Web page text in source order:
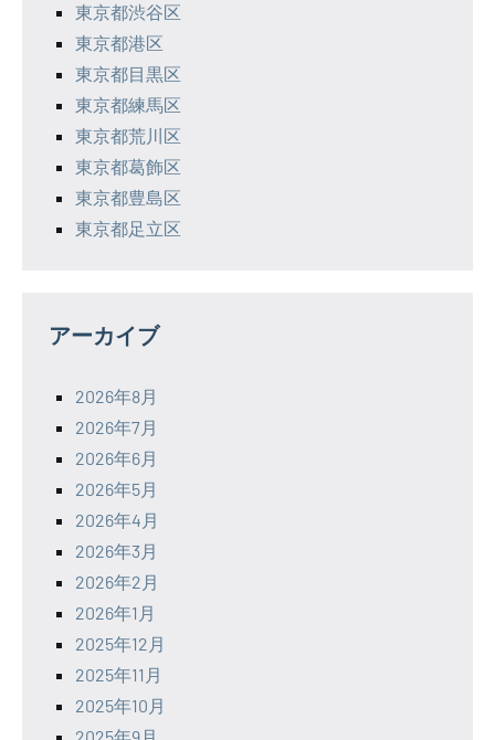
東京都渋谷区
東京都港区
東京都目黒区
東京都練馬区
東京都荒川区
東京都葛飾区
東京都豊島区
東京都足立区
アーカイブ
2026年8月
2026年7月
2026年6月
2026年5月
2026年4月
2026年3月
2026年2月
2026年1月
2025年12月
2025年11月
2025年10月